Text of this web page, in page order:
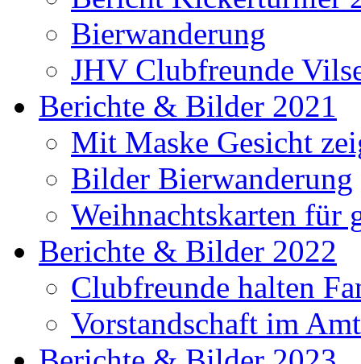
Bierwanderung
JHV Clubfreunde
Berichte & Bilder 2021
Mit Maske Gesicht
Bilder Bierwanderung
Weihnachtskarten für
Berichte & Bilder 2022
Clubfreunde halten
Vorstandschaft im